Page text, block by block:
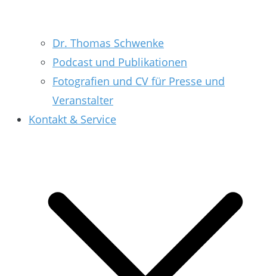
Dr. Thomas Schwenke
Podcast und Publikationen
Fotografien und CV für Presse und
Veranstalter
Kontakt & Service